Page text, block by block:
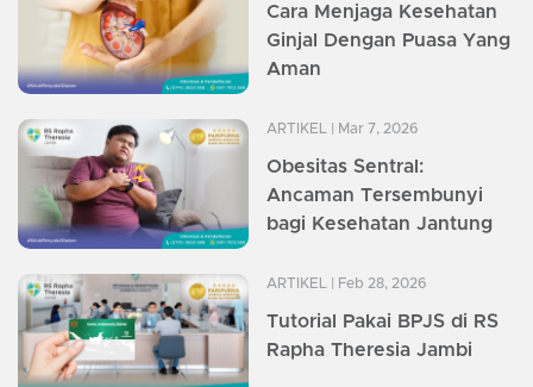
Cara Menjaga Kesehatan
Ginjal Dengan Puasa Yang
Aman
ARTIKEL | Mar 7, 2026
Obesitas Sentral:
Ancaman Tersembunyi
bagi Kesehatan Jantung
ARTIKEL | Feb 28, 2026
Tutorial Pakai BPJS di RS
Rapha Theresia Jambi